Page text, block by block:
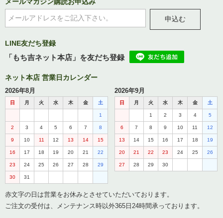
申込む
LINE友だち登録
「もち吉ネット本店」を友だち登録
ネット本店 営業日カレンダー
2026年8月
日 月 火 水 木 金 土
1
2 3 4 5 6 7 8
9 10 11 12 13 14 15
16 17 18 19 20 21 22
23 24 25 26 27 28 29
30 31
2026年9月
日 月 火 水 木 金 土
1 2 3 4 5
6 7 8 9 10 11 12
13 14 15 16 17 18 19
20 21 22 23 24 25 26
27 28 29 30
赤文字の日は営業をお休みとさせていただいております。
ご注文の受付は、メンテナンス時以外365日24時間承っております。